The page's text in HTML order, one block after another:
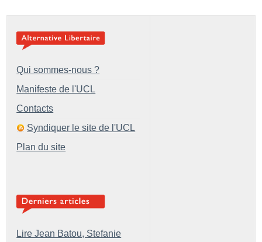
Qui sommes-nous ?
Manifeste de l'UCL
Contacts
Syndiquer le site de l'UCL
Plan du site
Lire Jean Batou, Stefanie